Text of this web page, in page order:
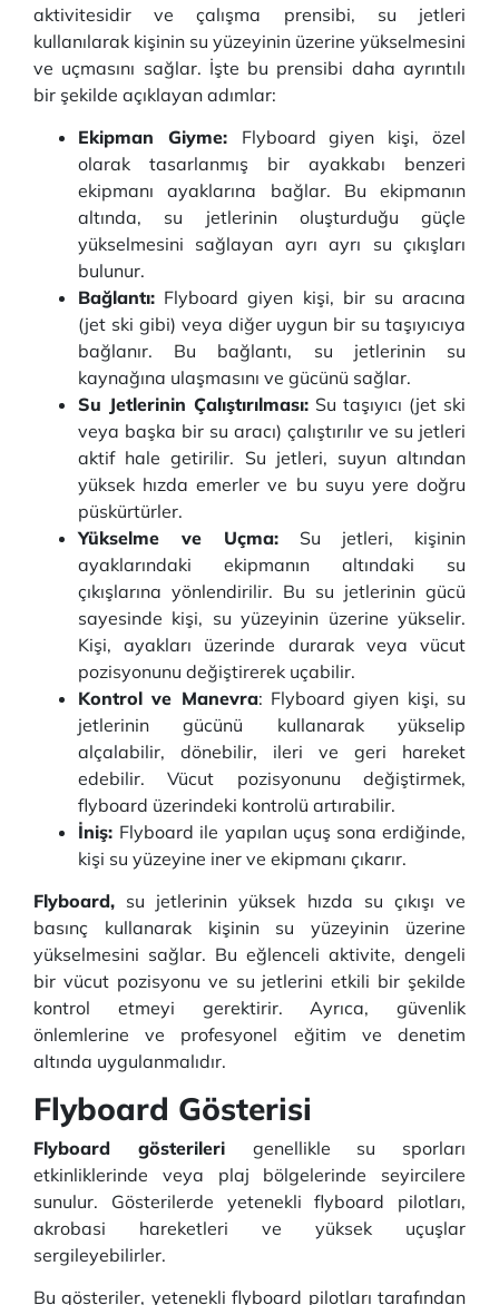
aktivitesidir ve çalışma prensibi, su jetleri
kullanılarak kişinin su yüzeyinin üzerine yükselmesini
ve uçmasını sağlar. İşte bu prensibi daha ayrıntılı
bir şekilde açıklayan adımlar:
Ekipman Giyme: Flyboard giyen kişi, özel
olarak tasarlanmış bir ayakkabı benzeri
ekipmanı ayaklarına bağlar. Bu ekipmanın
altında, su jetlerinin oluşturduğu güçle
yükselmesini sağlayan ayrı ayrı su çıkışları
bulunur.
Bağlantı: Flyboard giyen kişi, bir su aracına
(jet ski gibi) veya diğer uygun bir su taşıyıcıya
bağlanır. Bu bağlantı, su jetlerinin su
kaynağına ulaşmasını ve gücünü sağlar.
Su Jetlerinin Çalıştırılması: Su taşıyıcı (jet ski
veya başka bir su aracı) çalıştırılır ve su jetleri
aktif hale getirilir. Su jetleri, suyun altından
yüksek hızda emerler ve bu suyu yere doğru
püskürtürler.
Yükselme ve Uçma: Su jetleri, kişinin
ayaklarındaki ekipmanın altındaki su
çıkışlarına yönlendirilir. Bu su jetlerinin gücü
sayesinde kişi, su yüzeyinin üzerine yükselir.
Kişi, ayakları üzerinde durarak veya vücut
pozisyonunu değiştirerek uçabilir.
Kontrol ve Manevra: Flyboard giyen kişi, su
jetlerinin gücünü kullanarak yükselip
alçalabilir, dönebilir, ileri ve geri hareket
edebilir. Vücut pozisyonunu değiştirmek,
flyboard üzerindeki kontrolü artırabilir.
İniş: Flyboard ile yapılan uçuş sona erdiğinde,
kişi su yüzeyine iner ve ekipmanı çıkarır.
Flyboard, su jetlerinin yüksek hızda su çıkışı ve
basınç kullanarak kişinin su yüzeyinin üzerine
yükselmesini sağlar. Bu eğlenceli aktivite, dengeli
bir vücut pozisyonu ve su jetlerini etkili bir şekilde
kontrol etmeyi gerektirir. Ayrıca, güvenlik
önlemlerine ve profesyonel eğitim ve denetim
altında uygulanmalıdır.
Flyboard Gösterisi
Flyboard gösterileri genellikle su sporları
etkinliklerinde veya plaj bölgelerinde seyircilere
sunulur. Gösterilerde yetenekli flyboard pilotları,
akrobasi hareketleri ve yüksek uçuşlar
sergileyebilirler.
Bu gösteriler, yetenekli flyboard pilotları tarafından